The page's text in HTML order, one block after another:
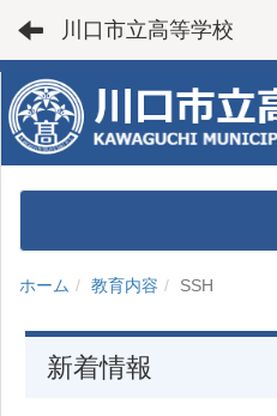
川口市立高等学校
ホーム 教育内容 SSH
新着情報